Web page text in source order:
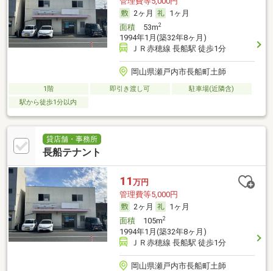
2ヶ月
1ヶ月
面積53m2
1994年1月(築32年8ヶ月)
ＪＲ赤穂線 長船駅 徒歩1分
岡山県瀬戸内市長船町土師
1階 即引き渡し可
駐車場(近隣含)
駅から徒歩1分以内
貸店舗・事務所
長船テナント
11 万円
管理費等5,000円
2ヶ月
1ヶ月
面積105m2
1994年1月(築32年8ヶ月)
ＪＲ赤穂線 長船駅 徒歩1分
岡山県瀬戸内市長船町土師